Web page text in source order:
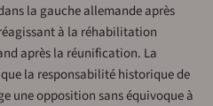
la gauche allemande après
à la réhabilitation
après la réunification. La
la responsabilité historique de
une opposition sans équivoque à